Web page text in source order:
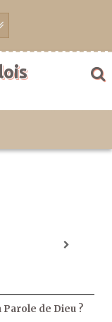
Parole de Dieu ?